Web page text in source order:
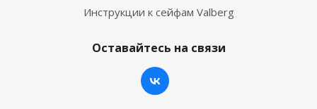
Инструкции к сейфам Valberg
Оставайтесь на связи